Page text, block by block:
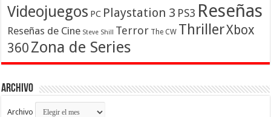
Videojuegos PC Playstation 3 PS3 Reseñas
Reseñas de Cine Steve Shill Terror The CW ThrillerXbox
360 Zona de Series
Archivo
Archivo